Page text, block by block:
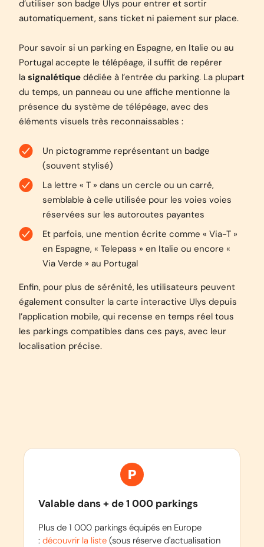
d’utiliser son badge Ulys pour entrer et sortir
automatiquement, sans ticket ni paiement sur place.
Pour savoir si un parking en Espagne, en Italie ou au
Portugal accepte le télépéage, il suffit de repérer
la signalétique dédiée à l’entrée du parking. La plupart
du temps, un panneau ou une affiche mentionne la
présence du système de télépéage, avec des
éléments visuels très reconnaissables :
Un pictogramme représentant un badge
(souvent stylisé)
La lettre « T » dans un cercle ou un carré,
semblable à celle utilisée pour les voies voies
réservées sur les autoroutes payantes
Et parfois, une mention écrite comme « Via-T »
en Espagne, « Telepass » en Italie ou encore «
Via Verde » au Portugal
Enfin, pour plus de sérénité, les utilisateurs peuvent
également consulter la carte interactive Ulys depuis
l’application mobile, qui recense en temps réel tous
les parkings compatibles dans ces pays, avec leur
localisation précise.
Valable dans + de 1 000 parkings
Plus de 1 000 parkings équipés en Europe
: découvrir la liste (sous réserve d'actualisation